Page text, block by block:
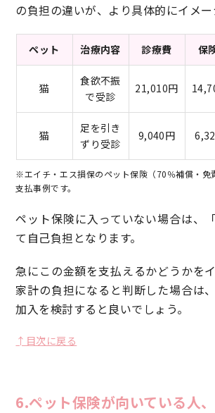
の負担の違いが、より具体的にイメー
ペット 治療内容 診療費 保
猫
食欲不振
で受診
21,010円
猫
足を引き
ずり受診
9,040円
※エイチ・エス損保のペット保険（70％補償・免
支払事例です。
ペット保険に入っていない場合は、
て自己負担となります。
急にこの金額を支払えるかどうかを
家計の負担になると判断した場合は
加入を検討すると良いでしょう。
↑目次に戻る
6.ペット保険が向いている人